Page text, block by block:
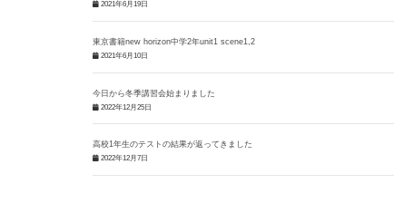
2021年6月19日
東京書籍new horizon中学2年unit1 scene1,2
2021年6月10日
今日から冬季講習会始まりました
2022年12月25日
高校1年生のテストの結果が返ってきました
2022年12月7日